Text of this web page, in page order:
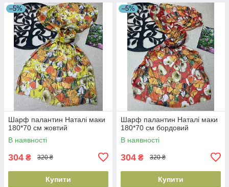
–5%
Шарф палантин Наталі маки
180*70 см жовтий
В наявності
304 ₴ 320 ₴
Купити
–5%
Шарф палантин Наталі маки
180*70 см бордовий
В наявності
304 ₴ 320 ₴
Купити